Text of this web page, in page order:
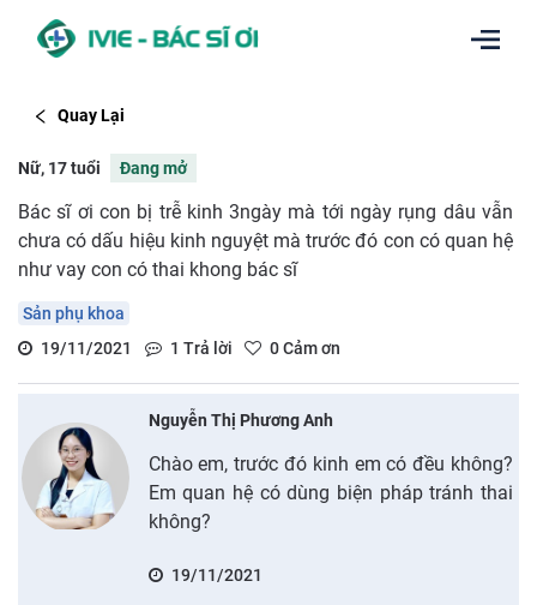
Quay Lại
Nữ, 17 tuổi Đang mở
Bác sĩ ơi con bị trễ kinh 3ngày mà tới ngày rụng dâu vẫn
chưa có dấu hiệu kinh nguyệt mà trước đó con có quan hệ
như vay con có thai khong bác sĩ
Sản phụ khoa
19/11/2021
1 Trả lời 0Cảm ơn
Nguyễn Thị Phương Anh
Chào em, trước đó kinh em có đều không?
Em quan hệ có dùng biện pháp tránh thai
không?
19/11/2021